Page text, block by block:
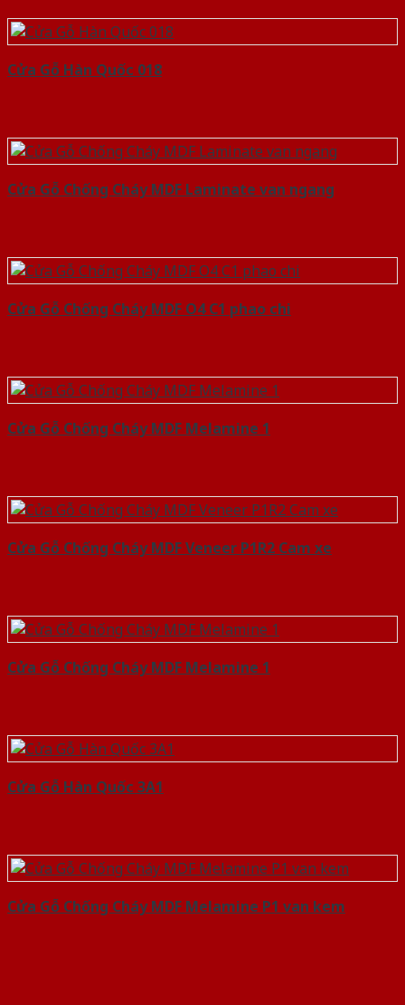
Cửa Gỗ Hàn Quốc 018
Cửa Gỗ Chống Cháy MDF Laminate van ngang
Cửa Gỗ Chống Cháy MDF O4 C1 phao chi
Cửa Gỗ Chống Cháy MDF Melamine 1
Cửa Gỗ Chống Cháy MDF Veneer P1R2 Cam xe
Cửa Gỗ Chống Cháy MDF Melamine 1
Cửa Gỗ Hàn Quốc 3A1
Cửa Gỗ Chống Cháy MDF Melamine P1 van kem